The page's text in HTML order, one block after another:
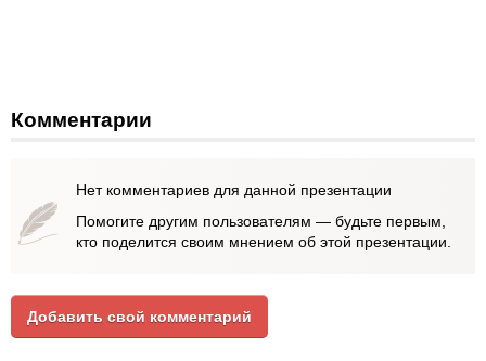
Комментарии
Нет комментариев для данной презентации
Помогите другим пользователям — будьте первым,
кто поделится своим мнением об этой презентации.
Добавить свой комментарий